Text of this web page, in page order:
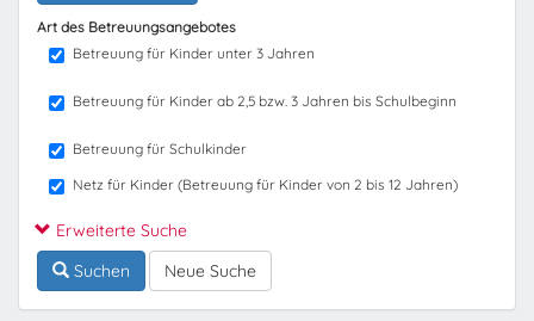
Art des Betreuungsangebotes
Betreuung für Kinder unter 3 Jahren
Betreuung für Kinder ab 2,5 bzw. 3 Jahren bis Schulbeginn
Betreuung für Schulkinder
Netz für Kinder (Betreuung für Kinder von 2 bis 12 Jahren)
Erweiterte Suche
Suchen
Neue Suche